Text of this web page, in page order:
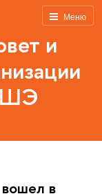
Меню
и
в